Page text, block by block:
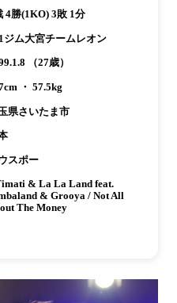
4勝(1KO) 3敗 1分
ジム大宮チームレオン
（27歳）
・ 57.5kg
県さいたま市
スポー
& La La Land feat.
& Grooya / Not All
The Money